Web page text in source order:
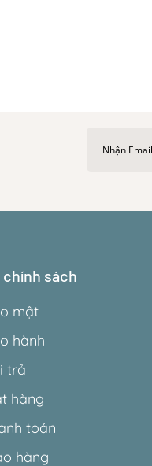
sách
mật
hành
trả
hàng
toán
hàng